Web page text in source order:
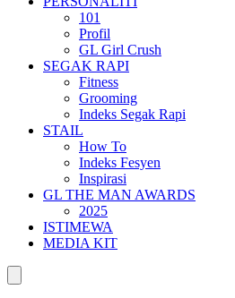
101
Profil
GL Girl Crush
SEGAK RAPI
Fitness
Grooming
Indeks Segak Rapi
STAIL
How To
Indeks Fesyen
Inspirasi
GL THE MAN AWARDS
2025
ISTIMEWA
MEDIA KIT